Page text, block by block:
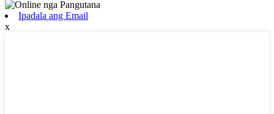
Ipadala ang Email
x